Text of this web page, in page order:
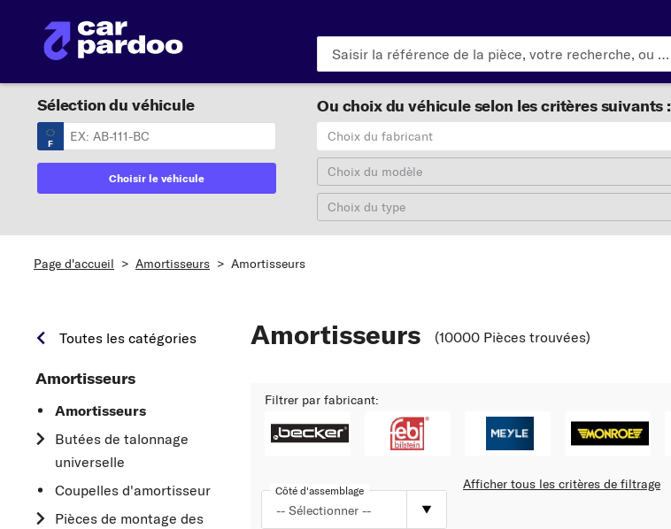
Sélection du véhicule
F
Choisir le véhicule
Ou choix du véhicule selon les critères suivants :
Choix du fabricant
Choix du modèle
Choix du type
Page d'accueil > Amortisseurs > Amortisseurs
Toutes les catégories
Amortisseurs
Amortisseurs
Butées de talonnage
universelle
Coupelles d'amortisseur
Pièces de montage des
Amortisseurs (10000 Pièces trouvées)
Filtrer par fabricant:
Côté d'assemblage
-- Sélectionner --
Afficher tous les critères de filtrage